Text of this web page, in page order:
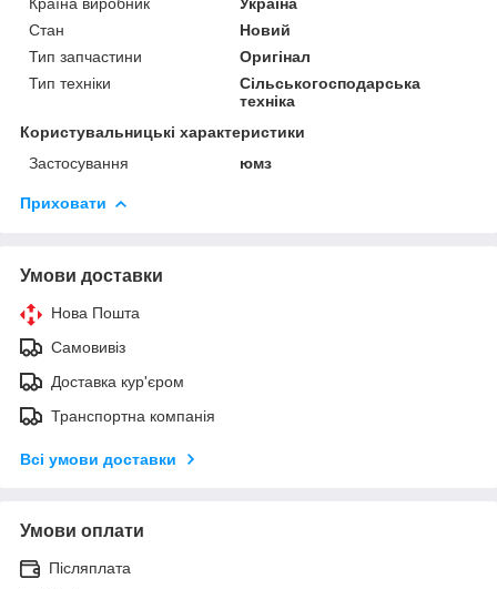
Стан
Новий
Тип запчастини
Оригінал
Тип техніки
Сільськогосподарська
техніка
Користувальницькі характеристики
Застосування
юмз
Приховати
Умови доставки
Нова Пошта
Самовивіз
Доставка кур'єром
Транспортна компанія
Всі умови доставки
Умови оплати
Післяплата